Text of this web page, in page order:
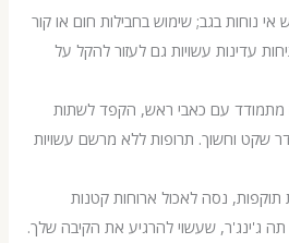
בגב; שימוש בחבילות חום או קור
עשויות גם לעזור להקל על
כאבי ראש, הקפד לשתות
תרופות ללא מרשם עשויות
לאכול ארוחות קטנות
שעשוי להרגיע את הקיבה שלך.